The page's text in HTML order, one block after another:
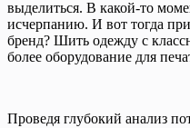
выделиться. В какой-то
исчерпанию. И вот тогда
бренд? Шить одежду с
более оборудование для
Проведя глубокий анализ